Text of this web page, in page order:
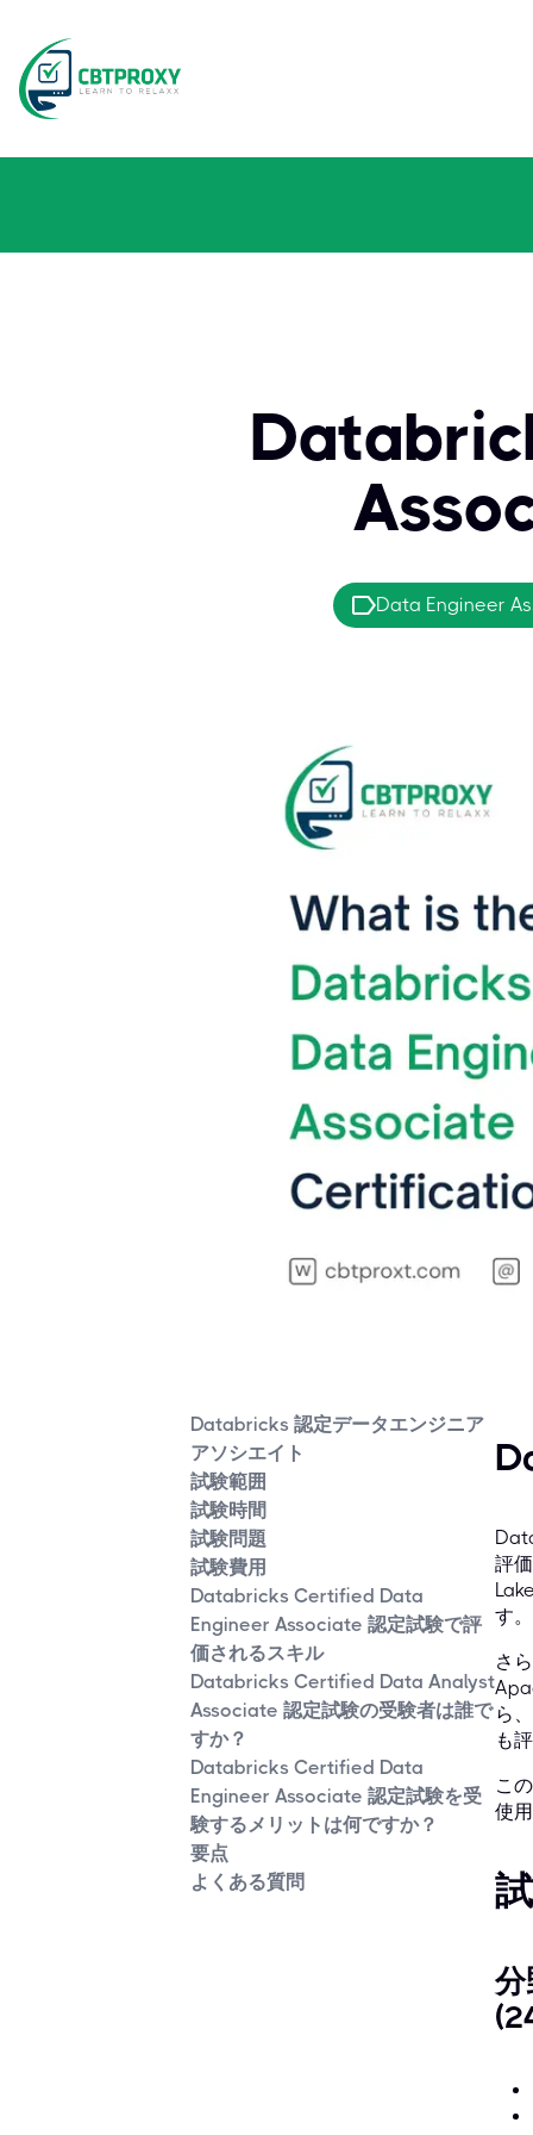
Data Engineer
Databricks 認定データエンジニア
アソシエイト
試験範囲
試験時間
試験問題
試験費用
Databricks Certified Data
Engineer Associate 認定試験で評
価されるスキル
Databricks Certified Data Analyst
Associate 認定試験の受験者は誰で
すか？
Databricks Certified Data
Engineer Associate 認定試験を受
験するメリットは何ですか？
要点
よくある質問
評
す。
さ
ら
も
こ
使